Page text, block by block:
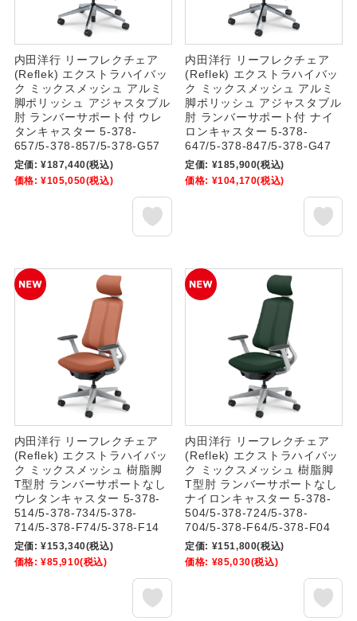
内田洋行 リーフレクチェア
(Reflek) エクストラハイバッ
ク ミックスメッシュ アルミ
脚ポリッシュ アジャスタブル
肘 ランバーサポート付 ウレ
タンキャスター 5-378-
657/5-378-857/5-378-G57
定価: ¥187,440(税込)
価格: ¥105,050(税込)
内田洋行 リーフレクチェア
(Reflek) エクストラハイバッ
ク ミックスメッシュ アルミ
脚ポリッシュ アジャスタブル
肘 ランバーサポート付 ナイ
ロンキャスター 5-378-
647/5-378-847/5-378-G47
定価: ¥185,900(税込)
価格: ¥104,170(税込)
内田洋行 リーフレクチェア
(Reflek) エクストラハイバッ
ク ミックスメッシュ 樹脂脚
T型肘 ランバーサポートなし
ウレタンキャスター 5-378-
514/5-378-734/5-378-
714/5-378-F74/5-378-F14
定価: ¥153,340(税込)
価格: ¥85,910(税込)
内田洋行 リーフレクチェア
(Reflek) エクストラハイバッ
ク ミックスメッシュ 樹脂脚
T型肘 ランバーサポートなし
ナイロンキャスター 5-378-
504/5-378-724/5-378-
704/5-378-F64/5-378-F04
定価: ¥151,800(税込)
価格: ¥85,030(税込)